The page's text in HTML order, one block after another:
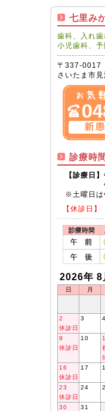
七里み
歯科、入れ歯
小児歯科、
〒337-0017
さいたま市
診療時間
【診療日】
※土曜日は
【休診日】
2026年 8
日 月
2
休診日
3 4
9
休診日
10
16
休診日
17
23
休診日
24
30
31